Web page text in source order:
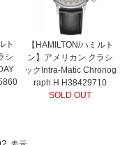
ト
シ
【HAMILTON/ハミルト
ン】アメリカン クラシ
ックIntra-Matic Chronog
raph H H38429710
SOLD OUT